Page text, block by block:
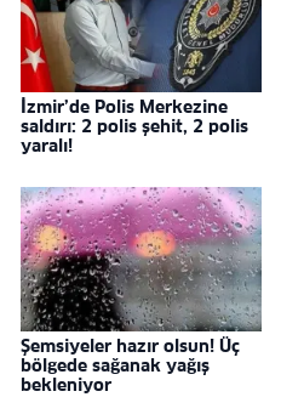
İzmir’de Polis Merkezine
saldırı: 2 polis şehit, 2 polis
yaralı!
Şemsiyeler hazır olsun! Üç
bölgede sağanak yağış
bekleniyor